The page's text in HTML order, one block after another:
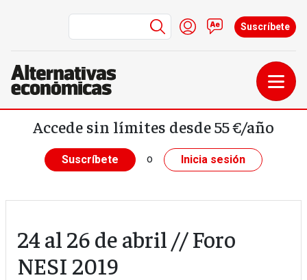
Pasar al contenido principal
Menú de cuenta de
Iniciar sesión
Contacto
Suscríbete
Accede sin límites desde 55 €/año
Suscríbete o Inicia sesión
24 al 26 de abril // Foro
NESI 2019